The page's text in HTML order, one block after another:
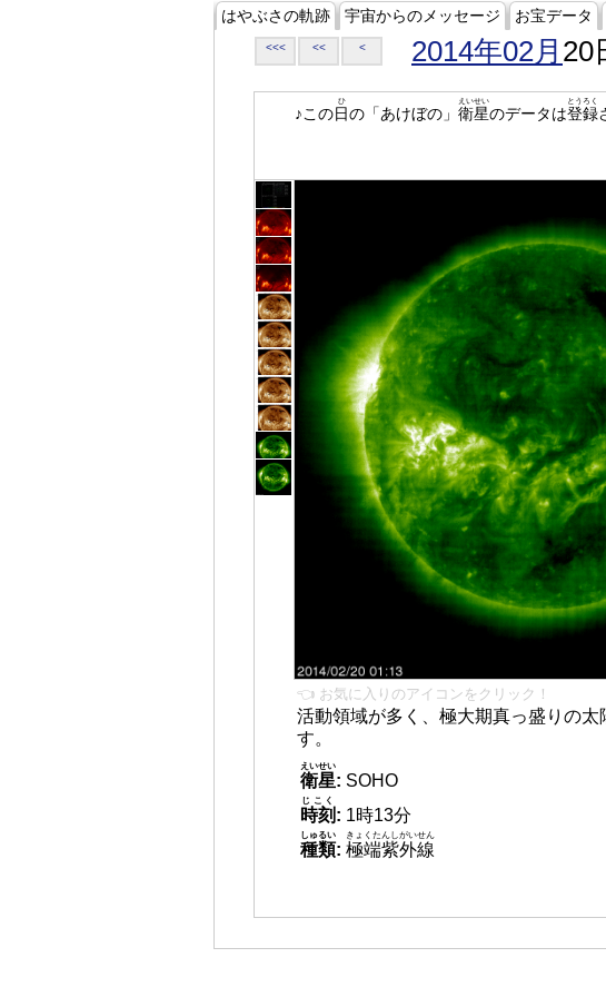
はやぶさの軌跡 宇宙からのメッセージ お宝データ
<<< << < 2014年02月 20
♪この日
ひ
の「あけぼの」 衛星
えいせい
のデータは登録
とうろく
👈 お気に入りのアイコンをクリック！
活動領域が多く、極大期真っ盛りの太
す。
衛星
えいせい
: SOHO
時刻
じこく
: 1時13分
種類
しゅるい
: 極端紫外線
きょくたんしがいせん